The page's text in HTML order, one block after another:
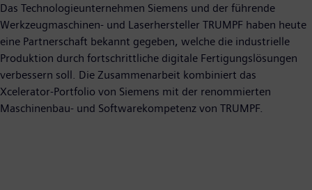
Das Technologieunternehmen Siemens und der führende
Werkzeugmaschinen- und Laserhersteller TRUMPF haben heute
eine Partnerschaft bekannt gegeben, welche die industrielle
Produktion durch fortschrittliche digitale Fertigungslösungen
verbessern soll. Die Zusammenarbeit kombiniert das
Xcelerator-Portfolio von Siemens mit der renommierten
Maschinenbau- und Softwarekompetenz von TRUMPF.